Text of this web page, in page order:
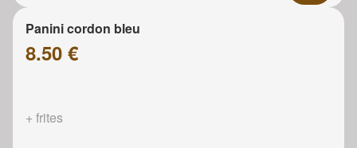
Panini cordon bleu
8.50 €
+ frites